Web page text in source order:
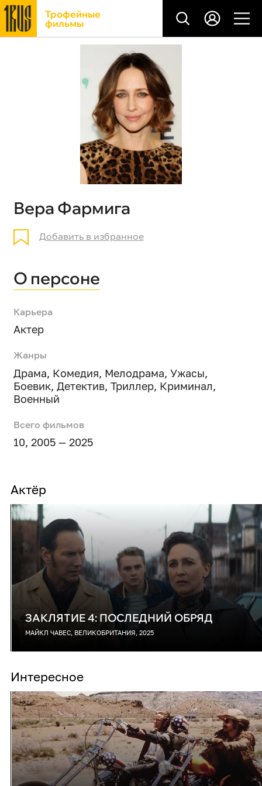
Трофейные
фильмы
Вера Фармига
Добавить в избранное
О персоне
Карьера
Актер
Жанры
Драма, Комедия, Мелодрама, Ужасы,
Боевик, Детектив, Триллер, Криминал,
Военный
Всего фильмов
10, 2005 — 2025
Актёр
ЗАКЛЯТИЕ 4: ПОСЛЕДНИЙ ОБРЯД
МАЙКЛ ЧАВЕС, ВЕЛИКОБРИТАНИЯ, 2025
Интересное